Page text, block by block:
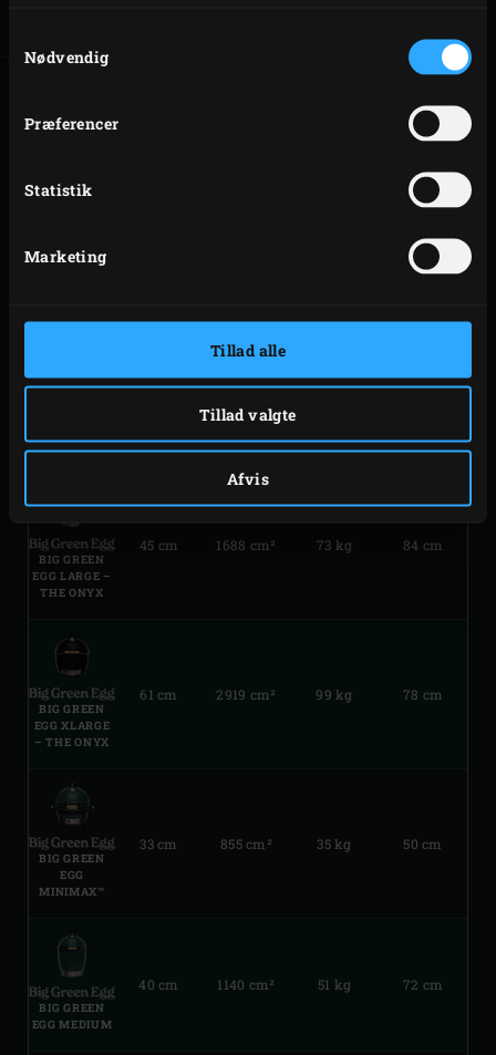
Nødvendig
Præferencer
Statistik
Marketing
Tillad alle
Tillad valgte
Afvis
SAMMENLIGN DE
Har du brug for en Bigg Green Egg Large eller passer Big
Green Egg Medium bedre til dig? Sammenlign vores
RISTDIAMETER AREAL VÆGT HØJDE
BIG GREEN
EGG LARGE –
THE ONYX
45 cm 1688 cm² 73 kg 84 cm
BIG GREEN
EGG XLARGE
– THE ONYX
61 cm 2919 cm² 99 kg 78 cm
BIG GREEN
EGG
MINIMAX™
33 cm 855 cm² 35 kg 50 cm
BIG GREEN
EGG MEDIUM
40 cm 1140 cm² 51 kg 72 cm